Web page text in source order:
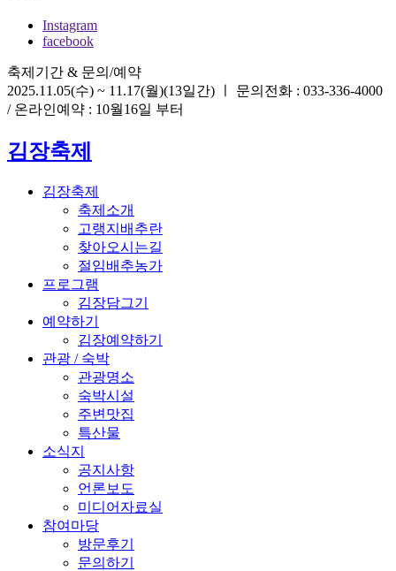
Instagram
facebook
축제기간 & 문의/예약
2025.11.05(수) ~ 11.17(월)(13일간)
문의전화 : 033-336-4000
/ 온라인예약 : 10월16일 부터
김장축제
김장축제
축제소개
고랭지배추란
찾아오시는길
절임배추농가
프로그램
김장담그기
예약하기
김장예약하기
관광 / 숙박
관광명소
숙박시설
주변맛집
특산물
소식지
공지사항
언론보도
미디어자료실
참여마당
방문후기
문의하기